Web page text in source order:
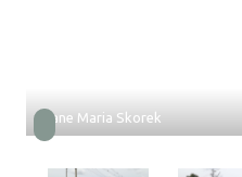
Eliane Maria Skorek